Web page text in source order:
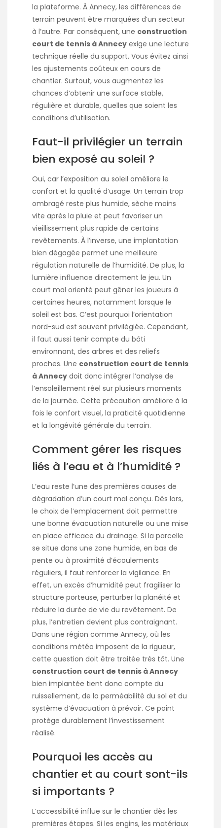
la plateforme. À Annecy, les différences de
terrain peuvent être marquées d’un secteur
à l’autre. Par conséquent, une construction
court de tennis à Annecy exige une lecture
technique réelle du support. Vous évitez ainsi
les ajustements coûteux en cours de
chantier. Surtout, vous augmentez les
chances d’obtenir une surface stable,
régulière et durable, quelles que soient les
conditions d’utilisation.
Faut-il privilégier un terrain
bien exposé au soleil ?
Oui, car l’exposition au soleil améliore le
confort et la qualité d’usage. Un terrain trop
ombragé reste plus humide, sèche moins
vite après la pluie et peut favoriser un
vieillissement plus rapide de certains
revêtements. À l’inverse, une implantation
bien dégagée permet une meilleure
régulation naturelle de l’humidité. De plus, la
lumière influence directement le jeu. Un
court mal orienté peut gêner les joueurs à
certaines heures, notamment lorsque le
soleil est bas. C’est pourquoi l’orientation
nord-sud est souvent privilégiée. Cependant,
il faut aussi tenir compte du bâti
environnant, des arbres et des reliefs
proches. Une construction court de tennis
à Annecy doit donc intégrer l’analyse de
l’ensoleillement réel sur plusieurs moments
de la journée. Cette précaution améliore à la
fois le confort visuel, la praticité quotidienne
et la longévité générale du terrain.
Comment gérer les risques
liés à l’eau et à l’humidité ?
L’eau reste l’une des premières causes de
dégradation d’un court mal conçu. Dès lors,
le choix de l’emplacement doit permettre
une bonne évacuation naturelle ou une mise
en place efficace du drainage. Si la parcelle
se situe dans une zone humide, en bas de
pente ou à proximité d’écoulements
réguliers, il faut renforcer la vigilance. En
effet, un excès d’humidité peut fragiliser la
structure porteuse, perturber la planéité et
réduire la durée de vie du revêtement. De
plus, l’entretien devient plus contraignant.
Dans une région comme Annecy, où les
conditions météo imposent de la rigueur,
cette question doit être traitée très tôt. Une
construction court de tennis à Annecy
bien implantée tient donc compte du
ruissellement, de la perméabilité du sol et du
système d’évacuation à prévoir. Ce point
protège durablement l’investissement
réalisé.
Pourquoi les accès au
chantier et au court sont-ils
si importants ?
L’accessibilité influe sur le chantier dès les
premières étapes. Si les engins, les matériaux